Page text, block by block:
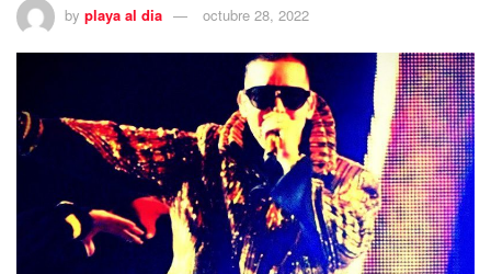
by playa al dia octubre 28, 2022